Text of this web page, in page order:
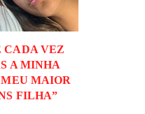
CADA VEZ
A MINHA
MAIOR
FILHA”